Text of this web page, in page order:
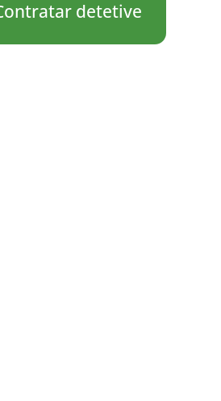
Contratar detetive